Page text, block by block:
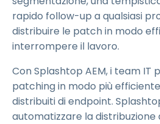
rapido follow-up a qualsiasi
distribuire le patch in modo
interrompere il lavoro.
Con Splashtop AEM, i team IT
patching in modo più
distribuiti di endpoint.
automatizzare la